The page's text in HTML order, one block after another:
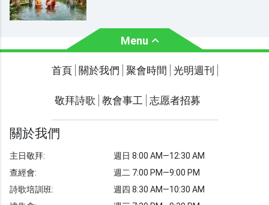
Menu
關於我們 聚會時間
光明週刊 學習聖經
聖經故事
敬拜詩歌 圖庫
首頁 關於我們 聚會時間 光明週刊
敬拜詩歌 教會事工 志愿者招募
關於我們
主日敬拜:
查經會:
詩歌培訓班:
週日 8:00 AM—12:30 AM
週二 7:00 PM—9:00 PM
週四 8:30 AM—10:30 AM